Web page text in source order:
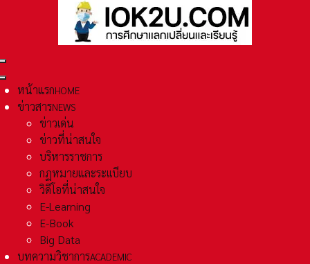
หน้าแรกHOME
ข่าวสารNEWS
ข่าวเด่น
ข่าวที่น่าสนใจ
บริหารราชการ
กฏหมายและระเเบียบ
วิดีโอที่น่าสนใจ
E-Learning
E-Book
Big Data
บทความวิชาการACADEMIC